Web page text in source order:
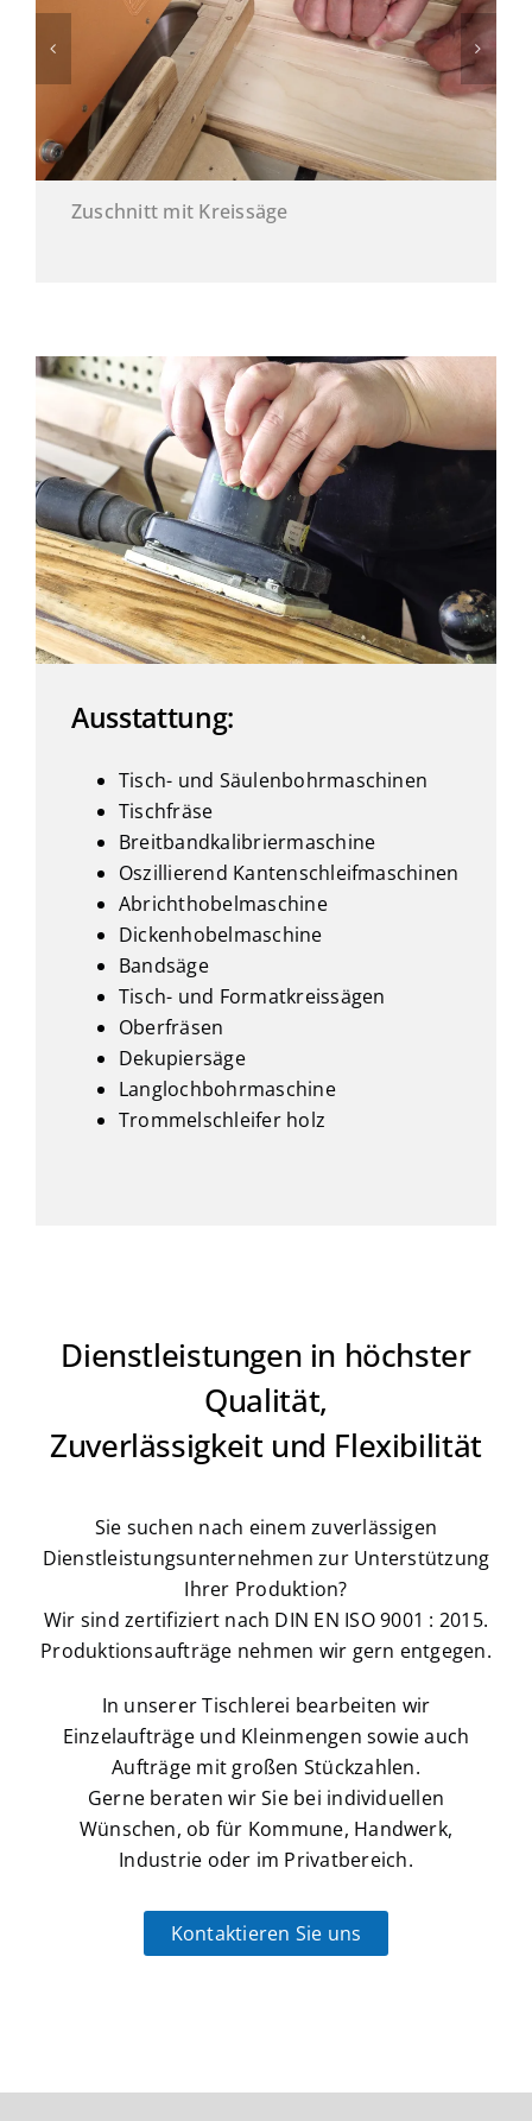
Klammern von Kleinteilen
Ausstattung:
Tisch- und Säulenbohrmaschinen
Tischfräse
Breitbandkalibriermaschine
Oszillierend Kantenschleifmaschinen
Abrichthobelmaschine
Dickenhobelmaschine
Bandsäge
Tisch- und Formatkreissägen
Oberfräsen
Dekupiersäge
Langlochbohrmaschine
Trommelschleifer holz
Dienstleistungen in höchster
Qualität,
Zuverlässigkeit und Flexibilität
Sie suchen nach einem zuverlässigen
Dienstleistungsunternehmen zur Unterstützung
Ihrer Produktion?
Wir sind zertifiziert nach DIN EN ISO 9001 : 2015.
Produktionsaufträge nehmen wir gern entgegen.
In unserer Tischlerei bearbeiten wir
Einzelaufträge und Kleinmengen sowie auch
Aufträge mit großen Stückzahlen.
Gerne beraten wir Sie bei individuellen
Wünschen, ob für Kommune, Handwerk,
Industrie oder im Privatbereich.
Kontaktieren Sie uns